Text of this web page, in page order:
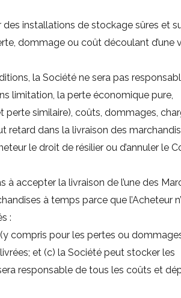
installations de stockage sûres et
dommage ou coût découlant d’une
la Société ne sera pas
limitation, la perte économique pure,
perte similaire), coûts, dommages,
dans la livraison des
le droit de résilier ou d’annuler le
accepter la livraison de l’une des
à temps parce que l’Acheteur
:
compris pour les pertes ou
et (c) la Société peut stocker les
responsable de tous les coûts et